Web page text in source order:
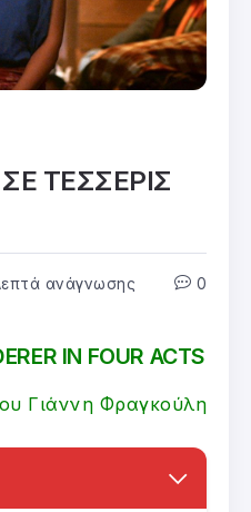
ΤΕΣΣΕΡΙΣ
ανάγνωσης 0
IN FOUR ACTS
Γιάννη Φραγκούλη